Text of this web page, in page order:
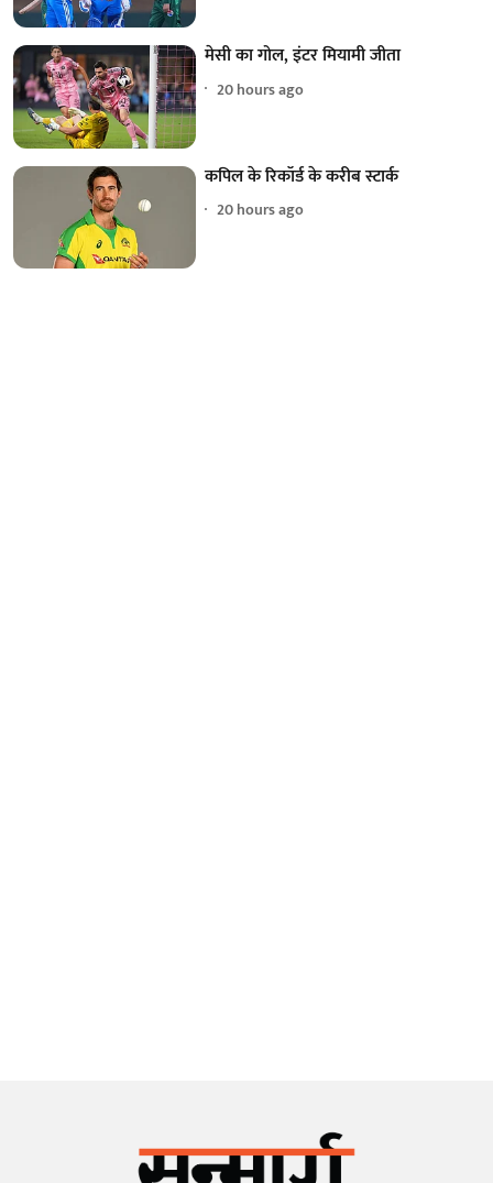
मेसी का गोल, इंटर मियामी जीता
20 hours ago
कपिल के रिकॉर्ड के करीब स्टार्क
20 hours ago